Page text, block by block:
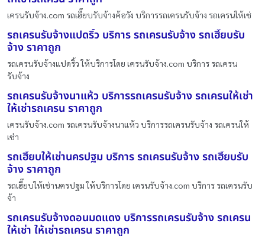
เครนรับจ้าง.com รถเฮี๊ยบรับจ้างค้อวัง บริการรถเครนรับจ้าง รถเครนให้เช่
รถเครนรับจ้างแปดริ้ว บริการ รถเครนรับจ้าง รถเฮี๊ยบรับ
จ้าง ราคาถูก
รถเครนรับจ้างแปดริ้ว ให้บริการโดย เครนรับจ้าง.com บริการ รถเครน
รับจ้าง
รถเครนรับจ้างนาแห้ว บริการรถเครนรับจ้าง รถเครนให้เช่า
ให้เช่ารถเครน ราคาถูก
เครนรับจ้าง.com รถเครนรับจ้างนาแห้ว บริการรถเครนรับจ้าง รถเครนให้
เช่า
รถเฮี๊ยบให้เช่านครปฐม บริการ รถเครนรับจ้าง รถเฮี๊ยบรับ
จ้าง ราคาถูก
รถเฮี๊ยบให้เช่านครปฐม ให้บริการโดย เครนรับจ้าง.com บริการ รถเครนรับ
จ้า
รถเครนรับจ้างดอนมดแดง บริการรถเครนรับจ้าง รถเครน
ให้เช่า ให้เช่ารถเครน ราคาถูก